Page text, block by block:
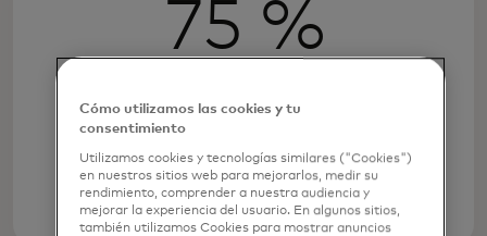
75 %
que están más preocupados por el
impacto de los riesgos de
ciberseguridad que hace dos años
Cómo utilizamos las cookies y tu
consentimiento
Utilizamos cookies y tecnologías similares ("Cookies")
en nuestros sitios web para mejorarlos, medir su
rendimiento, comprender a nuestra audiencia y
mejorar la experiencia del usuario. En algunos sitios,
también utilizamos Cookies para mostrar anuncios